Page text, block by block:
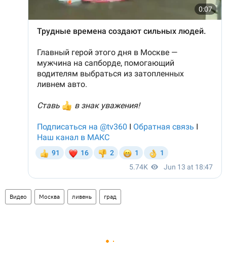
Видео Москва ливень град